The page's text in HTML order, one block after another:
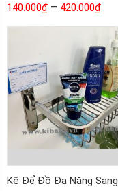
140.000₫ – 420.000₫
Kệ Để Đồ Đa Năng Sang